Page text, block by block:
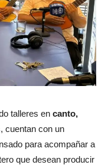
talleres en canto,
cuentan con un
para acompañar a
que desean producir